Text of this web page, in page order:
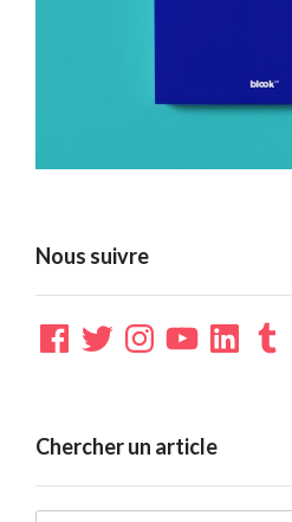
Nous suivre
Facebook
TwitterInstagramYouTubeLinkedInTumblr
Chercher un article